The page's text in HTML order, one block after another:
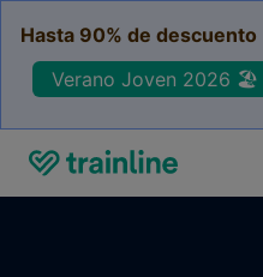
Hasta 90% de descuento
Verano Joven 2026 🏖️